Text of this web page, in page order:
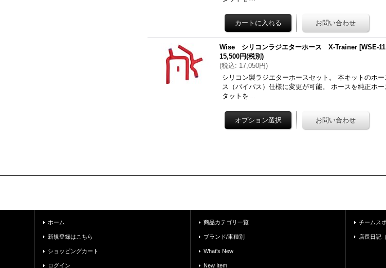
Wise シリコンラジエターホース X-Trainer [WSE-
15,500円(税別)
(税込: 17,050円)
シリコン製ラジエターホースセット。 本キットのホ
ス（バイパス）仕様に変更が可能。 ホースを純正ホ
タットを…
ホーム
新規登録はこちら
ショッピングカート
ログイン
商品カテゴリ一覧
ブランド/車種別
What's New
New Item
チームス
店長日記